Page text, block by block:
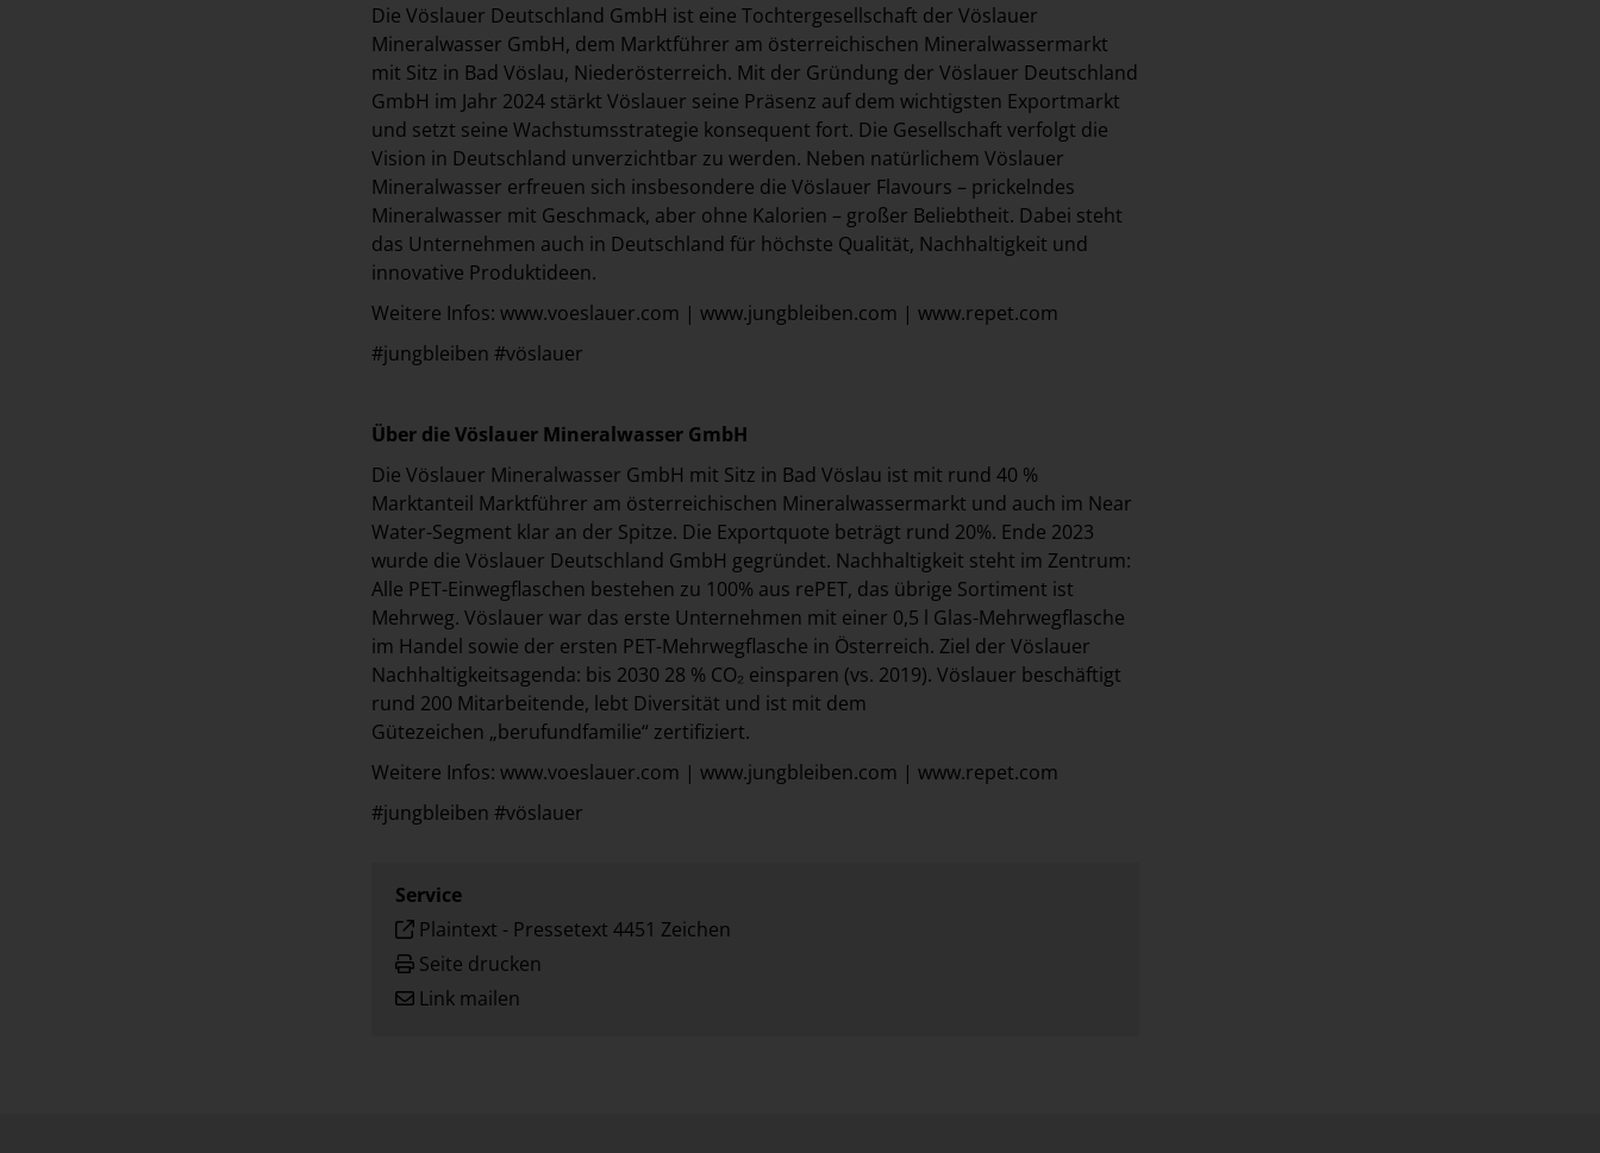
Die Vöslauer Deutschland GmbH ist eine Tochtergesellschaft der Vöslauer
Mineralwasser GmbH, dem Marktführer am österreichischen Mineralwassermarkt
mit Sitz in Bad Vöslau, Niederösterreich. Mit der Gründung der Vöslauer Deutschland
GmbH im Jahr 2024 stärkt Vöslauer seine Präsenz auf dem wichtigsten Exportmarkt
und setzt seine Wachstumsstrategie konsequent fort. Die Gesellschaft verfolgt die
Vision in Deutschland unverzichtbar zu werden. Neben natürlichem Vöslauer
Mineralwasser erfreuen sich insbesondere die Vöslauer Flavours – prickelndes
Mineralwasser mit Geschmack, aber ohne Kalorien – großer Beliebtheit. Dabei steht
das Unternehmen auch in Deutschland für höchste Qualität, Nachhaltigkeit und
innovative Produktideen.
Weitere Infos: www.voeslauer.com | www.jungbleiben.com | www.repet.com
#jungbleiben #vöslauer
Über die Vöslauer Mineralwasser GmbH
Die Vöslauer Mineralwasser GmbH mit Sitz in Bad Vöslau ist mit rund 40 %
Marktanteil Marktführer am österreichischen Mineralwassermarkt und auch im Near
Water-Segment klar an der Spitze. Die Exportquote beträgt rund 20%. Ende 2023
wurde die Vöslauer Deutschland GmbH gegründet. Nachhaltigkeit steht im Zentrum:
Alle PET-Einwegflaschen bestehen zu 100% aus rePET, das übrige Sortiment ist
Mehrweg. Vöslauer war das erste Unternehmen mit einer 0,5 l Glas-Mehrwegflasche
im Handel sowie der ersten PET-Mehrwegflasche in Österreich. Ziel der Vöslauer
Nachhaltigkeitsagenda: bis 2030 28 % CO₂ einsparen (vs. 2019). Vöslauer beschäftigt
rund 200 Mitarbeitende, lebt Diversität und ist mit dem
Gütezeichen „berufundfamilie“ zertifiziert.
Weitere Infos: www.voeslauer.com | www.jungbleiben.com | www.repet.com
#jungbleiben #vöslauer
Service
Plaintext - Pressetext 4451 Zeichen
Seite drucken
Link mailen